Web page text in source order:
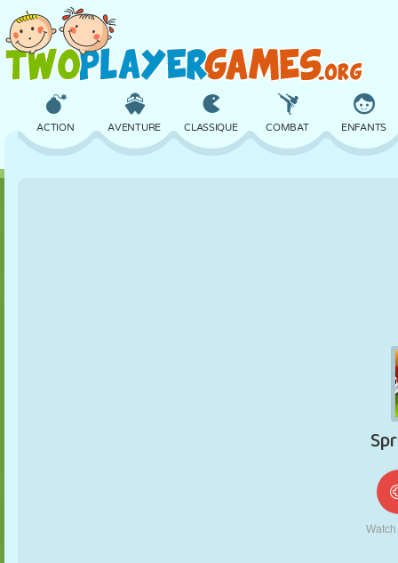
ACTION AVENTURE CLASSIQUE COMBAT ENFANTS
LABYRINTHE
MORPION